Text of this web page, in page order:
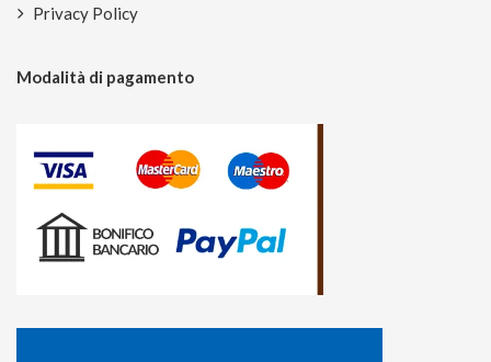
Privacy Policy
Modalità di pagamento